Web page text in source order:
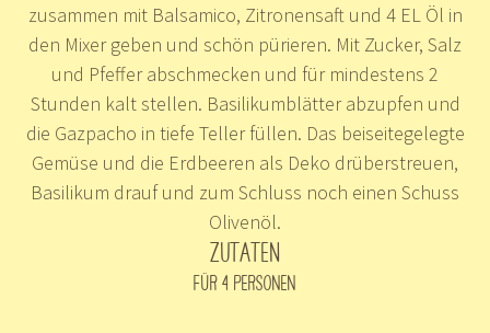
zusammen mit Balsamico, Zitronensaft und 4 EL Öl in
den Mixer geben und schön pürieren. Mit Zucker, Salz
und Pfeffer abschmecken und für mindestens 2
Stunden kalt stellen. Basilikumblätter abzupfen und
die Gazpacho in tiefe Teller füllen. Das beiseitegelegte
Gemüse und die Erdbeeren als Deko drüberstreuen,
Basilikum drauf und zum Schluss noch einen Schuss
Olivenöl.
ZUTATEN
FÜR 4 PERSONEN